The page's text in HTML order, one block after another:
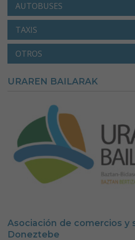
AUTOBUSES
TAXIS
OTROS
URAREN BAILARAK
Asociación de comercios y
Doneztebe